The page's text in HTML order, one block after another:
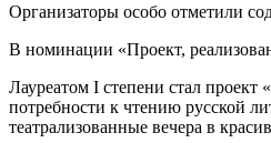
Организаторы особо отметили
В номинации «Проект,
Лауреатом I степени стал проект
потребности к чтению русской
театрализованные вечера в